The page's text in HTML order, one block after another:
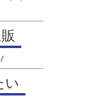
い